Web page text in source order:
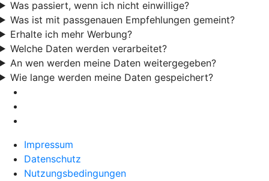
Was passiert, wenn ich nicht einwillige?
Was ist mit passgenauen Empfehlungen gemeint?
Erhalte ich mehr Werbung?
Welche Daten werden verarbeitet?
An wen werden meine Daten weitergegeben?
Wie lange werden meine Daten gespeichert?
Impressum
Datenschutz
Nutzungsbedingungen